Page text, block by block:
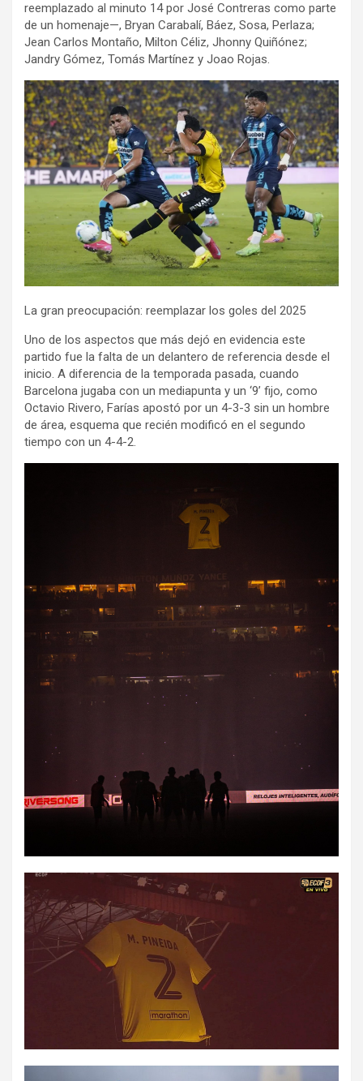
reemplazado al minuto 14 por José Contreras como parte
de un homenaje—, Bryan Carabalí, Báez, Sosa, Perlaza;
Jean Carlos Montaño, Milton Céliz, Jhonny Quiñónez;
Jandry Gómez, Tomás Martínez y Joao Rojas.
La gran preocupación: reemplazar los goles del 2025
Uno de los aspectos que más dejó en evidencia este
partido fue la falta de un delantero de referencia desde el
inicio. A diferencia de la temporada pasada, cuando
Barcelona jugaba con un mediapunta y un ‘9’ fijo, como
Octavio Rivero, Farías apostó por un 4-3-3 sin un hombre
de área, esquema que recién modificó en el segundo
tiempo con un 4-4-2.